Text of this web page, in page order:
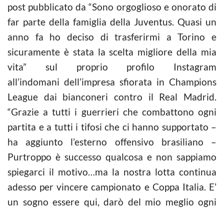
post pubblicato da “Sono orgoglioso e onorato di
far parte della famiglia della Juventus. Quasi un
anno fa ho deciso di trasferirmi a Torino e
sicuramente è stata la scelta migliore della mia
vita” sul proprio profilo Instagram
all’indomani dell’impresa sfiorata in Champions
League dai bianconeri contro il Real Madrid.
“Grazie a tutti i guerrieri che combattono ogni
partita e a tutti i tifosi che ci hanno supportato –
ha aggiunto l’esterno offensivo brasiliano –
Purtroppo è successo qualcosa e non sappiamo
spiegarci il motivo…ma la nostra lotta continua
adesso per vincere campionato e Coppa Italia. E’
un sogno essere qui, darò del mio meglio ogni